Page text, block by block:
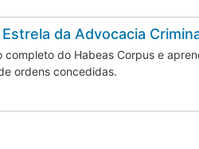
da Advocacia
completo do Habeas Corpus e
ordens concedidas.